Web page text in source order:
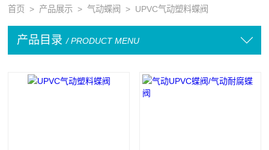
首页 > 产品展示 >气动蝶阀 > UPVC气动塑料蝶阀
产品目录 / PRODUCT MENU